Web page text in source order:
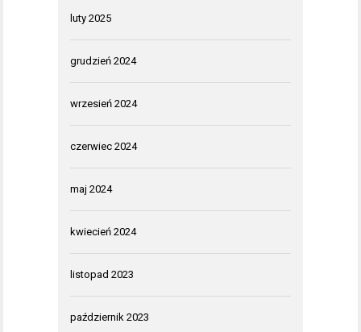
luty 2025
grudzień 2024
wrzesień 2024
czerwiec 2024
maj 2024
kwiecień 2024
listopad 2023
październik 2023